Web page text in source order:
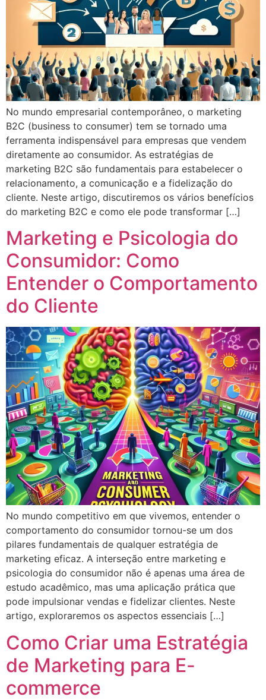
No mundo empresarial contemporâneo, o marketing
B2C (business to consumer) tem se tornado uma
ferramenta indispensável para empresas que vendem
diretamente ao consumidor. As estratégias de
marketing B2C são fundamentais para estabelecer o
relacionamento, a comunicação e a fidelização do
cliente. Neste artigo, discutiremos os vários benefícios
do marketing B2C e como ele pode transformar […]
Marketing e Psicologia do
Consumidor: Como
Entender o Comportamento
do Cliente
No mundo competitivo em que vivemos, entender o
comportamento do consumidor tornou-se um dos
pilares fundamentais de qualquer estratégia de
marketing eficaz. A interseção entre marketing e
psicologia do consumidor não é apenas uma área de
estudo acadêmico, mas uma aplicação prática que
pode impulsionar vendas e fidelizar clientes. Neste
artigo, exploraremos os aspectos essenciais […]
Como Criar uma Estratégia
de Marketing para E-
commerce